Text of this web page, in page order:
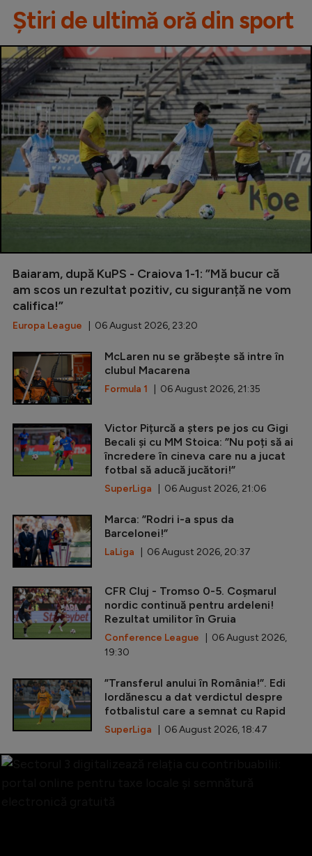
Știri de ultimă oră din sport
Baiaram, după KuPS - Craiova 1-1: ”Mă bucur că
am scos un rezultat pozitiv, cu siguranță ne vom
califica!”
Europa League | 06 August 2026, 23:20
McLaren nu se grăbește să intre în
clubul Macarena
Formula 1 | 06 August 2026, 21:35
Victor Pițurcă a șters pe jos cu Gigi
Becali și cu MM Stoica: ”Nu poți să ai
încredere în cineva care nu a jucat
fotbal să aducă jucători!”
SuperLiga | 06 August 2026, 21:06
Marca: ”Rodri i-a spus da
Barcelonei!”
LaLiga | 06 August 2026, 20:37
CFR Cluj - Tromso 0-5. Coșmarul
nordic continuă pentru ardeleni!
Rezultat umilitor în Gruia
Conference League | 06 August 2026,
19:30
”Transferul anului în România!”. Edi
Iordănescu a dat verdictul despre
fotbalistul care a semnat cu Rapid
SuperLiga | 06 August 2026, 18:47